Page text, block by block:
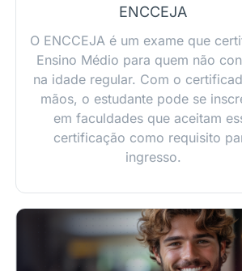
ENCCEJA
O ENCCEJA é um exame que
Ensino Médio para quem não
na idade regular. Com o
mãos, o estudante pode se
em faculdades que aceitam
certificação como requisito
ingresso.